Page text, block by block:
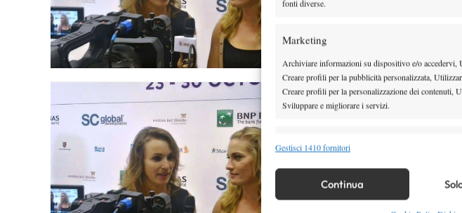
fonti diverse.
Marketing
Archiviare informazioni su dispositivo e/o accedervi,
Creare profili per la pubblicità personalizzata,
Creare profili per la personalizzazione dei contenuti,
Sviluppare e migliorare i servizi.
Funzionalità
Identificare i dispositivi in base alle informazioni
Gestisci 1410 fornitori
Continua
Wta Finals,
Alla cerimonia del tabellone
parlato in…